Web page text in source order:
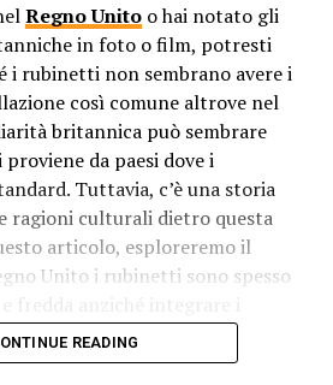
Regno Unitoo hai notato gli
in foto o film, potresti
i rubinetti non sembrano avere i
così comune altrove nel
britannica può sembrare
da paesi dove i
Tuttavia, c’è una storia
ragioni culturali dietro questa
articolo, esploreremo il
Unito i rubinetti sono spesso
READING